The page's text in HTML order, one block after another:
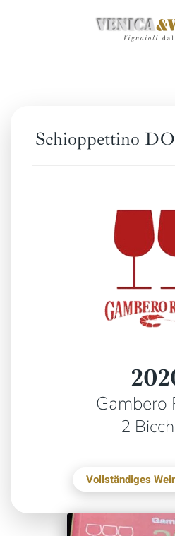
Schioppettino
Gambero
2
Vollständiges